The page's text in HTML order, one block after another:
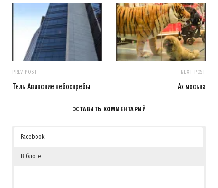
PREV POST
Тель Авивские небоскребы
NEXT POST
Ах моська
ОСТАВИТЬ КОММЕНТАРИЙ
Facebook
В блоге